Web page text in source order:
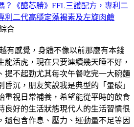
？《醣芯勝》FFL三護配方，專利二
利二代高穩定藻褐素及左旋肉鹼
合
有感覺，身體不像以前那麼有本錢
龍活虎，現在只要連續幾天睡不好，
提不起勁尤其每次午餐吃完一大碗麵
昏沉，朋友笑說我是典型的「暈碳」
重視日常補養，希望能從平時的飲食
良好的生活狀態現代人的生活習慣很
還包含作息、壓力、運動量不足等因